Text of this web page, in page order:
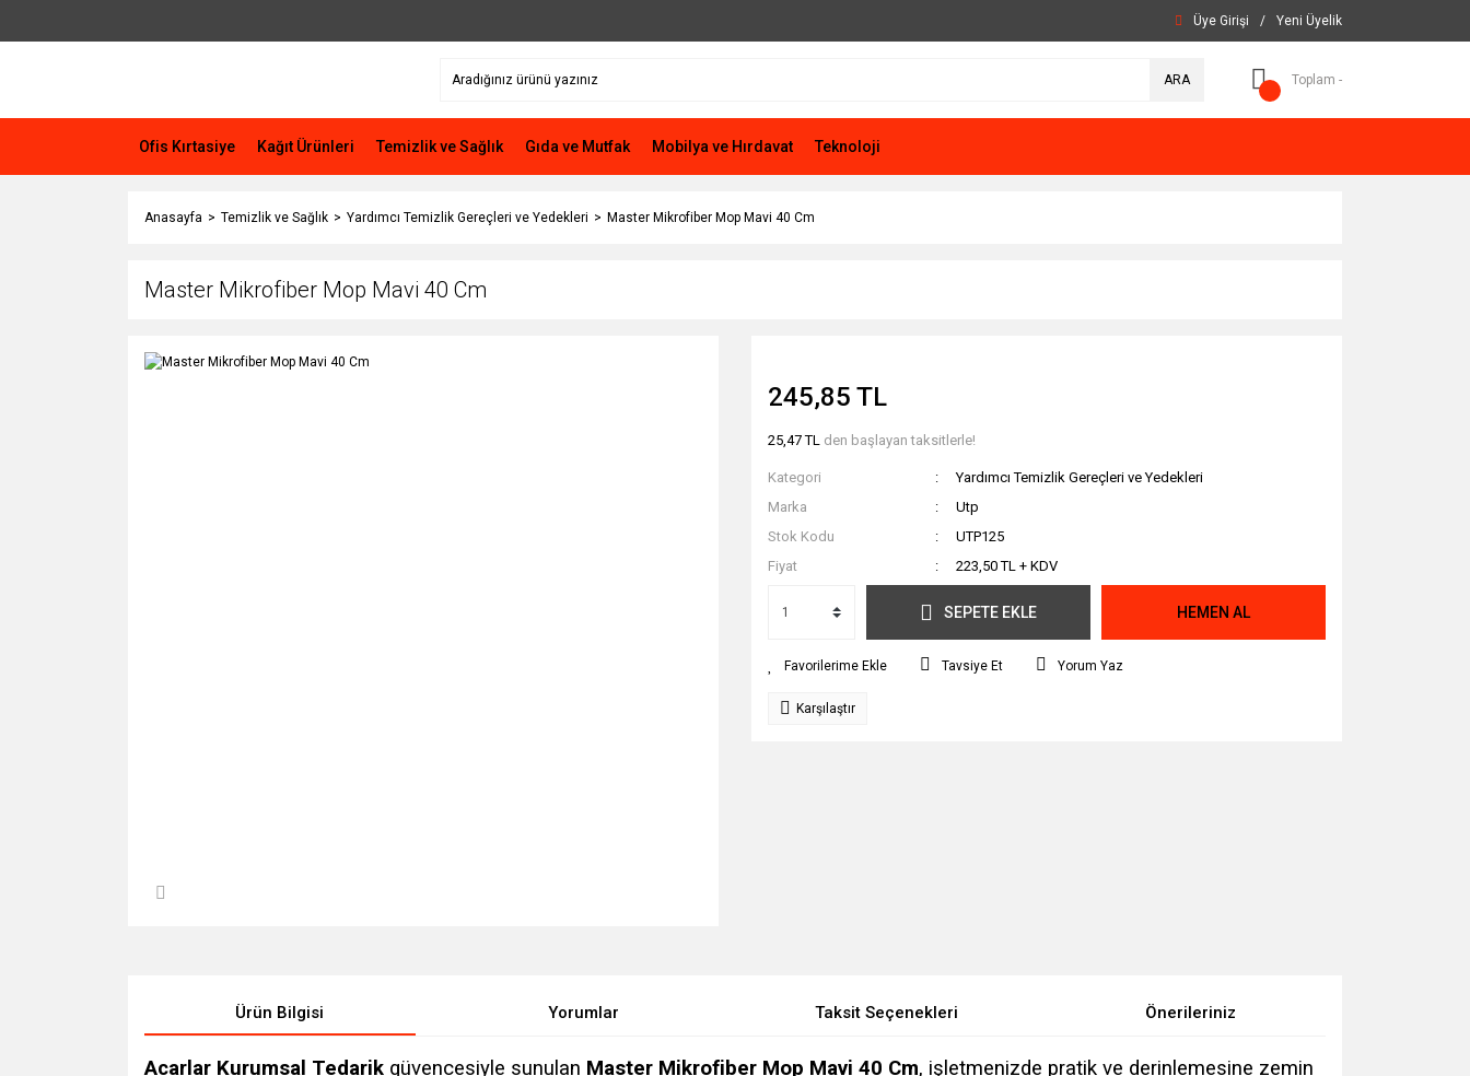
Üye Girişi / Yeni Üyelik
ARA Toplam -
Ofis Kırtasiye Kağıt Ürünleri Temizlik ve Sağlık Gıda ve Mutfak Mobilya ve Hırdavat Teknoloji
Anasayfa Temizlik ve Sağlık Yardımcı Temizlik Gereçleri ve Yedekleri Master Mikrofiber Mop Mavi 40 Cm
Master Mikrofiber Mop Mavi 40 Cm
245,85 TL
25,47 TL den başlayan taksitlerle!
Kategori
Yardımcı Temizlik Gereçleri ve Yedekleri
Marka
Utp
Stok Kodu
UTP125
Fiyat
223,50 TL + KDV
SEPETE EKLE HEMEN AL
Tavsiye Et Yorum Yaz
Karşılaştır
Ürün Bilgisi Yorumlar Taksit Seçenekleri Önerileriniz
Acarlar Kurumsal Tedarik güvencesiyle sunulan Master Mikrofiber Mop Mavi 40 Cm, işletmenizde pratik ve derinlemesine zemin